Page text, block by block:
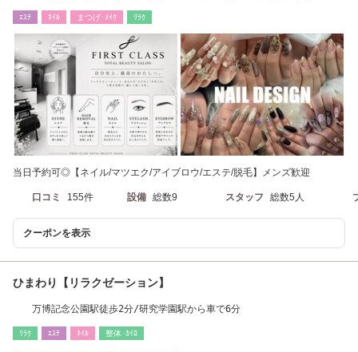
ｴｽﾃ ﾈｲﾙ まつげ･ﾒｲｸ ﾘﾗｸ
当日予約可◎【ネイル/マツエク/アイブロウ/エステ/脱毛】メンズ歓迎
口コミ 155件 設備 総数9 スタッフ 総数5人
クーポンを表示
ひまわり【リラクゼーション】
万博記念公園駅徒歩2分/研究学園駅から車で6分
ﾘﾗｸ ｴｽﾃ ﾈｲﾙ 整体･ｶｲﾛ